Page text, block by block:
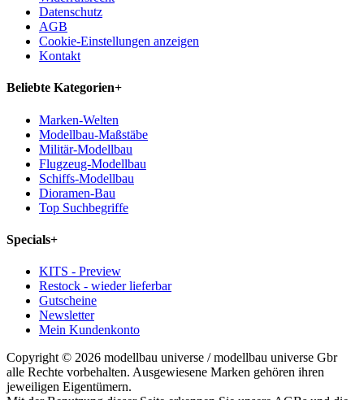
Datenschutz
AGB
Cookie-Einstellungen anzeigen
Kontakt
Beliebte Kategorien+
Marken-Welten
Modellbau-Maßstäbe
Militär-Modellbau
Flugzeug-Modellbau
Schiffs-Modellbau
Dioramen-Bau
Top Suchbegriffe
Specials+
KITS - Preview
Restock - wieder lieferbar
Gutscheine
Newsletter
Mein Kundenkonto
Copyright © 2026 modellbau universe / modellbau universe Gbr
alle Rechte vorbehalten. Ausgewiesene Marken gehören ihren
jeweiligen Eigentümern.